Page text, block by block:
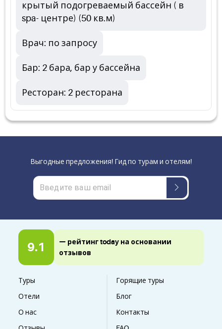
крытый подогреваемый бассейн ( в
spa- центре) (50 кв.м)
Врач: по запросу
Бар: 2 бара, бар у бассейна
Ресторан: 2 ресторана
9.1
— рейтинг today на основании
отзывов
Туры
Горящие туры
Отели
Блог
О нас
Контакты
Выгодные предложения! Гид по турам и отелям!